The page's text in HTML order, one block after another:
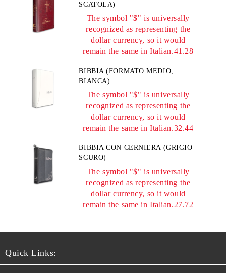
SCATOLA)
The symbol "$" is universally
recognized as representing the
dollar currency, so it would
remain the same in Italian.41.28
BIBBIA (FORMATO MEDIO,
BIANCA)
The symbol "$" is universally
recognized as representing the
dollar currency, so it would
remain the same in Italian.32.44
BIBBIA CON CERNIERA (GRIGIO
SCURO)
The symbol "$" is universally
recognized as representing the
dollar currency, so it would
remain the same in Italian.27.72
Quick Links: